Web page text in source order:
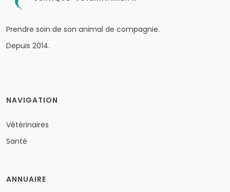
Prendre soin de son animal de compagnie.
Depuis 2014.
NAVIGATION
Vétérinaires
Santé
ANNUAIRE